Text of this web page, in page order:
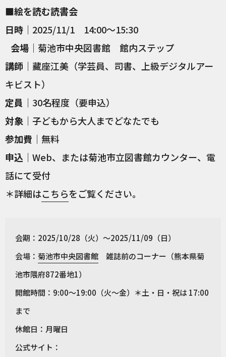
■絵を読む読書会
日時 ｜2025/11/1 14:00〜15:30
会場 ｜菊池市中央図書館 館内ステップ
講師 ｜藏座江美（学芸員、司書、上級デジタルアー
キビスト）
定員 ｜30名程度（要申込）
対象 ｜子どもから大人までどなたでも
参加費 ｜無料
申込 ｜Web、または菊池市立図書館カウンター、電
話にて受付
＊詳細はこちらをご覧ください。
会期：2025/10/28（火）～2025/11/09（日）
会場： 菊池市中央図書館 雑誌前のコーナー（熊本県菊
池市隈府872番地1）
開館時間：9:00～19:00（火～金）＊土・日・祝は 17:00
まで
休館日：月曜日
公式サイト：